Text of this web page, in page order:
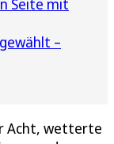
Seite mit
–
Acht, wetterte